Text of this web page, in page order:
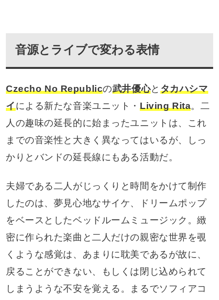
音源とライブで変わる表情
Czecho No Republicの武井優心と タカハシマ
イによる新たな音楽ユニット・ Living Rita。二
人の趣味の延長的に始まったユニットは、これ
までの音楽性と大きく異なってはいるが、しっ
かりとバンドの延長線にもある活動だ。
夫婦である二人がじっくりと時間をかけて制作
したのは、夢見心地なサイケ、ドリームポップ
をベースとしたベッドルームミュージック。緻
密に作られた楽曲と二人だけの親密な世界を覗
くような感覚は、あまりに耽美であるが故に、
戻ることができない、もしくは閉じ込められて
しまうような不安を覚える。まるでソフィアコ